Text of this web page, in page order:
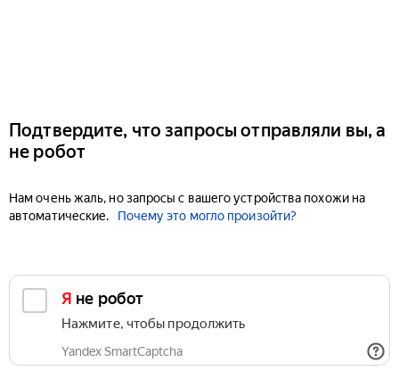
Подтвердите, что запросы отправляли вы, а
не робот
Нам очень жаль, но запросы с вашего устройства похожи на
автоматические.
Почему это могло произойти?
Я не робот
Нажмите, чтобы продолжить
Yandex SmartCaptcha